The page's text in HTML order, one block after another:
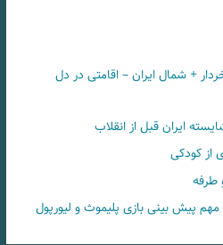
+ شمال ایران – اقامتی در دل
ایران قبل از انقلاب
از کودکی
طرفه
پیش بینی بازی پلیموث و لیورپول